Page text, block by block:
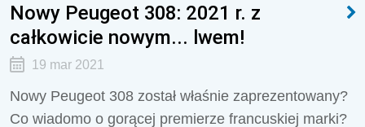
Nowy Peugeot 308: 2021 r. z
całkowicie nowym... lwem!
19 mar 2021
Nowy Peugeot 308 został właśnie zaprezentowany?
Co wiadomo o gorącej premierze francuskiej marki?